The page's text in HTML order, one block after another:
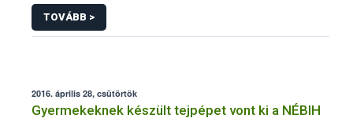
TOVÁBB >
2016. április 28, csütörtök
Gyermekeknek készült tejpépet vont ki a NÉBIH